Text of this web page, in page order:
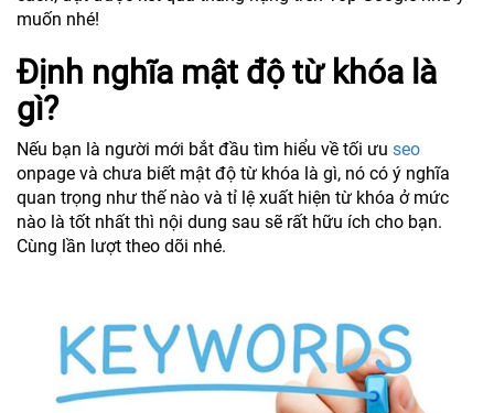
muốn nhé!
Định nghĩa mật độ từ khóa là
gì?
Nếu bạn là người mới bắt đầu tìm hiểu về tối ưu seo
onpage và chưa biết mật độ từ khóa là gì, nó có ý nghĩa
quan trọng như thế nào và tỉ lệ xuất hiện từ khóa ở mức
nào là tốt nhất thì nội dung sau sẽ rất hữu ích cho bạn.
Cùng lần lượt theo dõi nhé.